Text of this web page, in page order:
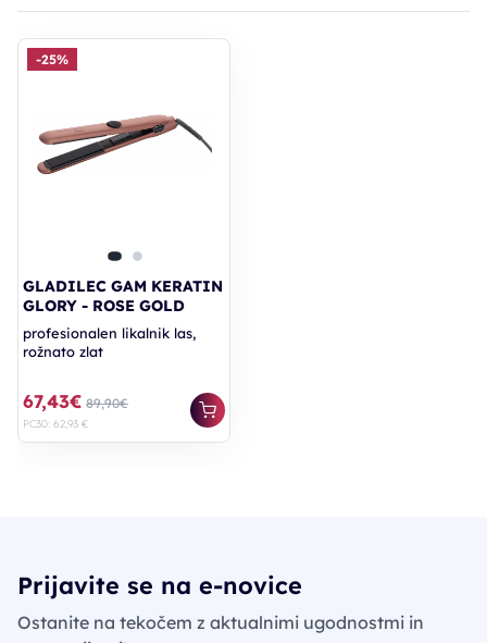
-25%
GLADILEC GAM KERATIN
GLORY - ROSE GOLD
profesionalen likalnik las,
rožnato zlat
67,43€ 89,90€
PC30: 62,93 €
Prijavite se na e-novice
Ostanite na tekočem z aktualnimi ugodnostmi in